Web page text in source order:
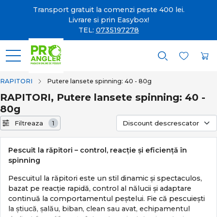
Transport gratuit la comenzi peste 400 lei.
Livrare si prin Easybox!
TEL: 0735197278
RAPITORI Putere lansete spinning: 40 - 80g
RAPITORI, Putere lansete spinning: 40 -
80g
Filtreaza 1
Pescuit la răpitori – control, reacție și eficiență în
spinning
Pescuitul la răpitori este un stil dinamic și spectaculos,
bazat pe reacție rapidă, control al nălucii și adaptare
continuă la comportamentul peștelui. Fie că pescuiești
la știucă, șalău, biban, clean sau avat, echipamentul